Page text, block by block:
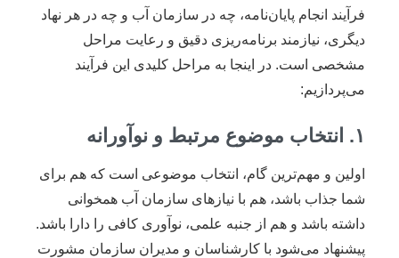
فرآیند انجام پایان‌نامه، چه در سازمان آب و چه در هر نهاد
دیگری، نیازمند برنامه‌ریزی دقیق و رعایت مراحل
مشخصی است. در اینجا به مراحل کلیدی این فرآیند
می‌پردازیم:
۱. انتخاب موضوع مرتبط و نوآورانه
اولین و مهم‌ترین گام، انتخاب موضوعی است که هم برای
شما جذاب باشد، هم با نیازهای سازمان آب همخوانی
داشته باشد و هم از جنبه علمی، نوآوری کافی را دارا باشد.
پیشنهاد می‌شود با کارشناسان و مدیران سازمان مشورت